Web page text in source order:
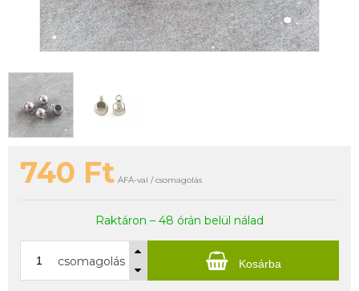
740 Ft ÁFÁ-val / csomagolás
Raktáron – 48 órán belül nálad
csomagolás Kosárba